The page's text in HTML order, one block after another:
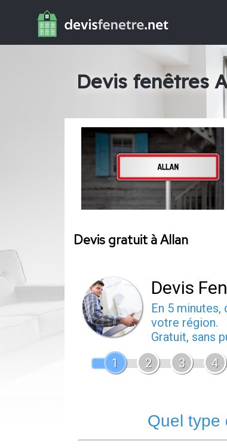
Devis fenêtres
Devis gratuit à Allan
Devis
En 5 minutes,
votre région.
Gratuit, sans
1
2 3 4
Quel type